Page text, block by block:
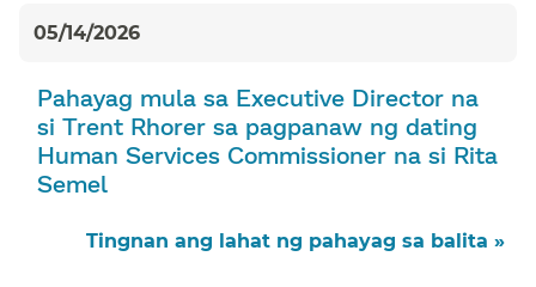
05/14/2026​​
Pahayag mula sa Executive Director na
si Trent Rhorer sa pagpanaw ng dating
Human Services Commissioner na si Rita
Semel​​
Tingnan ang lahat ng pahayag sa balita »​​